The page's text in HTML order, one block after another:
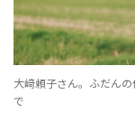
大﨑頼子さん。ふだん
で